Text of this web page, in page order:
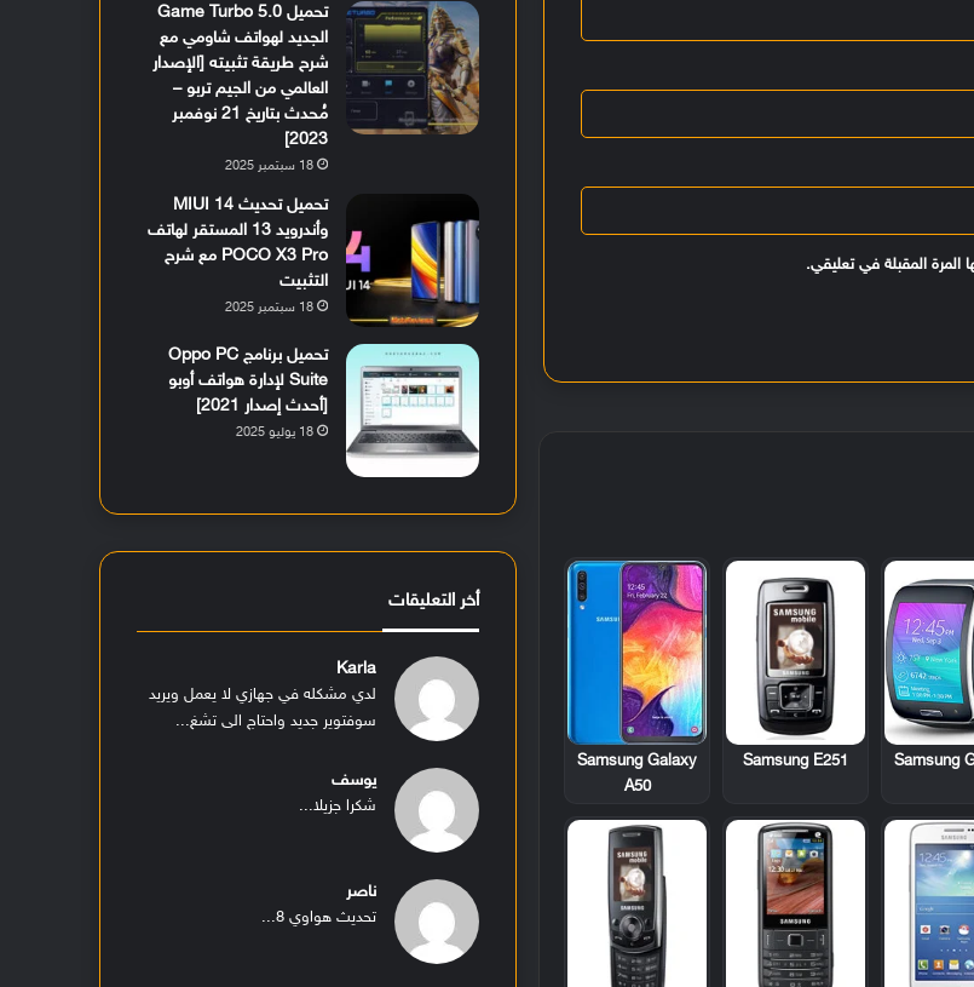
المرة المقبلة في تعليقي.
Samsung
Samsung E251
Samsung Galaxy
A50
تحميل Game Turbo 5.0
الجديد لهواتف شاومي مع
شرح طريقة تثبيته [الإصدار
العالمي من الجيم تربو –
مُحدث بتاريخ 21 نوفمبر
2023]
18 سبتمبر 2025
تحميل تحديث MIUI 14
وأندرويد 13 المستقر لهاتف
POCO X3 Pro مع شرح
التثبيت
18 سبتمبر 2025
تحميل برنامج Oppo PC
Suite لإدارة هواتف أوبو
[أحدث إصدار 2021]
18 يوليو 2025
أخر التعليقات
Karla
لدي مشكله في جهازي لا يعمل ويريد
سوفتوير جديد واحتاج الى تشغ...
يوسف
شكرا جزيلا...
ناصر
تحديث هواوي 8...